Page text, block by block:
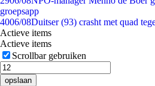
groepsapp
4006/08Duitser (93) crasht met quad
Actieve items
Actieve items
Scrollbar gebruiken
opslaan